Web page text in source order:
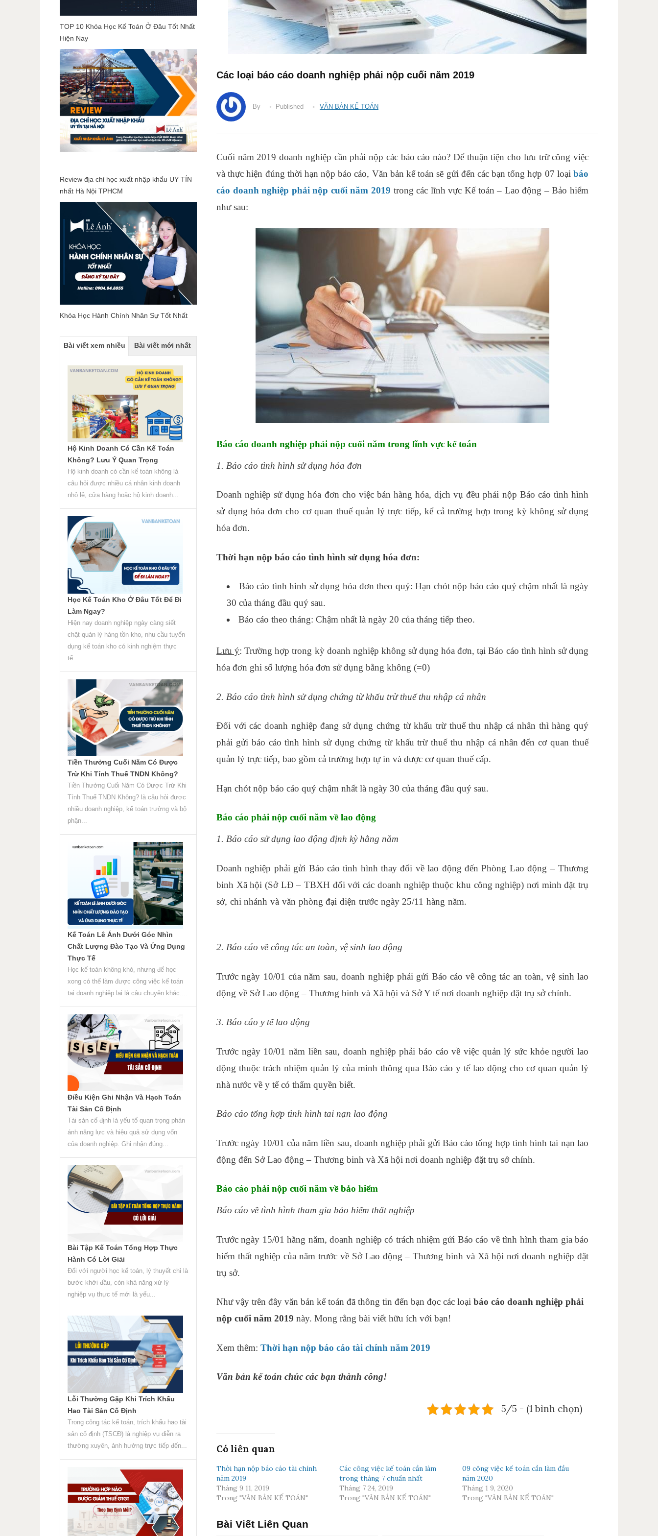
Các loại báo cáo doanh nghiệp phải nộp cuối năm 2019
By Published VĂN BẢN KẾ TOÁN
Cuối năm 2019 doanh nghiệp cần phải nộp các báo cáo nào? Để thuận tiện cho lưu trữ công việc
và thực hiện đúng thời hạn nộp báo cáo, Văn bản kế toán sẽ gửi đến các bạn tổng hợp 07 loại báo
cáo doanh nghiệp phải nộp cuối năm 2019 trong các lĩnh vực Kế toán – Lao động – Bảo hiểm
như sau:
Báo cáo doanh nghiệp phải nộp cuối năm trong lĩnh vực kế toán
1. Báo cáo tình hình sử dụng hóa đơn
Doanh nghiệp sử dụng hóa đơn cho việc bán hàng hóa, dịch vụ đều phải nộp Báo cáo tình hình
sử dụng hóa đơn cho cơ quan thuế quản lý trực tiếp, kể cả trường hợp trong kỳ không sử dụng
hóa đơn.
Thời hạn nộp báo cáo tình hình sử dụng hóa đơn:
Báo cáo tình hình sử dụng hóa đơn theo quý: Hạn chót nộp báo cáo quý chậm nhất là ngày
30 của tháng đầu quý sau.
Báo cáo theo tháng: Chậm nhất là ngày 20 của tháng tiếp theo.
Lưu ý: Trường hợp trong kỳ doanh nghiệp không sử dụng hóa đơn, tại Báo cáo tình hình sử dụng
hóa đơn ghi số lượng hóa đơn sử dụng bằng không (=0)
2. Báo cáo tình hình sử dụng chứng từ khấu trừ thuế thu nhập cá nhân
Đối với các doanh nghiệp đang sử dụng chứng từ khấu trừ thuế thu nhập cá nhân thì hàng quý
phải gửi báo cáo tình hình sử dụng chứng từ khấu trừ thuế thu nhập cá nhân đến cơ quan thuế
quản lý trực tiếp, bao gồm cả trường hợp tự in và được cơ quan thuế cấp.
Hạn chót nộp báo cáo quý chậm nhất là ngày 30 của tháng đầu quý sau.
Báo cáo phải nộp cuối năm về lao động
1. Báo cáo sử dụng lao động định kỳ hằng năm
Doanh nghiệp phải gửi Báo cáo tình hình thay đổi về lao động đến Phòng Lao động – Thương
binh Xã hội (Sở LĐ – TBXH đối với các doanh nghiệp thuộc khu công nghiệp) nơi mình đặt trụ
sở, chi nhánh và văn phòng đại diện trước ngày 25/11 hàng năm.
2. Báo cáo về công tác an toàn, vệ sinh lao động
Trước ngày 10/01 của năm sau, doanh nghiệp phải gửi Báo cáo về công tác an toàn, vệ sinh lao
động về Sở Lao động – Thương binh và Xã hội và Sở Y tế nơi doanh nghiệp đặt trụ sở chính.
3. Báo cáo y tế lao động
Trước ngày 10/01 năm liền sau, doanh nghiệp phải báo cáo về việc quản lý sức khỏe người lao
động thuộc trách nhiệm quản lý của mình thông qua Báo cáo y tế lao động cho cơ quan quản lý
nhà nước về y tế có thẩm quyền biết.
Báo cáo tổng hợp tình hình tai nạn lao động
Trước ngày 10/01 của năm liền sau, doanh nghiệp phải gửi Báo cáo tổng hợp tình hình tai nạn lao
động đến Sở Lao động – Thương binh và Xã hội nơi doanh nghiệp đặt trụ sở chính.
Báo cáo phải nộp cuối năm về bảo hiểm
Báo cáo về tình hình tham gia bảo hiểm thất nghiệp
Trước ngày 15/01 hằng năm, doanh nghiệp có trách nhiệm gửi Báo cáo về tình hình tham gia bảo
hiểm thất nghiệp của năm trước về Sở Lao động – Thương binh và Xã hội nơi doanh nghiệp đặt
trụ sở.
Như vậy trên đây văn bản kế toán đã thông tin đến bạn đọc các loại báo cáo doanh nghiệp phải
nộp cuối năm 2019 này. Mong rằng bài viết hữu ích với bạn!
Xem thêm: Thời hạn nộp báo cáo tài chính năm 2019
Văn bản kế toán chúc các bạn thành công!
5/5 - (1 bình chọn)
Có liên quan
Thời hạn nộp báo cáo tài chính
năm 2019
Tháng 9 11, 2019
Trong "VĂN BẢN KẾ TOÁN"
Các công việc kế toán cần làm
trong tháng 7 chuẩn nhất
Tháng 7 24, 2019
Trong "VĂN BẢN KẾ TOÁN"
09 công việc kế toán cần làm đầu
năm 2020
Tháng 1 9, 2020
Trong "VĂN BẢN KẾ TOÁN"
Bài Viết Liên Quan
TOP 10 Khóa Học Kế Toán Ở Đâu Tốt Nhất
Hiện Nay
Review địa chỉ học xuất nhập khẩu UY TÍN
nhất Hà Nội TPHCM
Khóa Học Hành Chính Nhân Sự Tốt Nhất
Bài viết xem nhiều Bài viết mới nhất
Hộ Kinh Doanh Có Cần Kế Toán
Không? Lưu Ý Quan Trọng
Hộ kinh doanh có cần kế toán không là
câu hỏi được nhiều cá nhân kinh doanh
nhỏ lẻ, cửa hàng hoặc hộ kinh doanh...
Học Kế Toán Kho Ở Đâu Tốt Để Đi
Làm Ngay?
Hiện nay doanh nghiệp ngày càng siết
chặt quản lý hàng tồn kho, nhu cầu tuyển
dụng kế toán kho có kinh nghiệm thực
tế...
Tiền Thưởng Cuối Năm Có Được
Trừ Khi Tính Thuế TNDN Không?
Tiền Thưởng Cuối Năm Có Được Trừ Khi
Tính Thuế TNDN Không? là câu hỏi được
nhiều doanh nghiệp, kế toán trưởng và bộ
phận...
Kế Toán Lê Ánh Dưới Góc Nhìn
Chất Lượng Đào Tạo Và Ứng Dụng
Thực Tế
Học kế toán không khó, nhưng để học
xong có thể làm được công việc kế toán
tại doanh nghiệp lại là câu chuyện khác....
Điều Kiện Ghi Nhận Và Hạch Toán
Tài Sản Cố Định
Tài sản cố định là yếu tố quan trọng phản
ánh năng lực và hiệu quả sử dụng vốn
của doanh nghiệp. Ghi nhận đúng...
Bài Tập Kế Toán Tổng Hợp Thực
Hành Có Lời Giải
Đối với người học kế toán, lý thuyết chỉ là
bước khởi đầu, còn khả năng xử lý
nghiệp vụ thực tế mới là yếu...
Lỗi Thường Gặp Khi Trích Khấu
Hao Tài Sản Cố Định
Trong công tác kế toán, trích khấu hao tài
sản cố định (TSCĐ) là nghiệp vụ diễn ra
thường xuyên, ảnh hưởng trực tiếp đến...